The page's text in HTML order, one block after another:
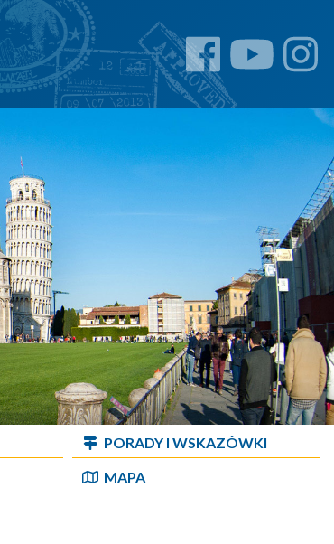
PORADY I WSKAZÓWKI
MAPA